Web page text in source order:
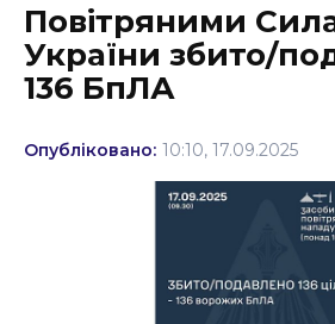
Культура
Освіта
Події
Повітряними
України збито/
136 БпЛА
Опубліковано: 10:10, 17.09.2025